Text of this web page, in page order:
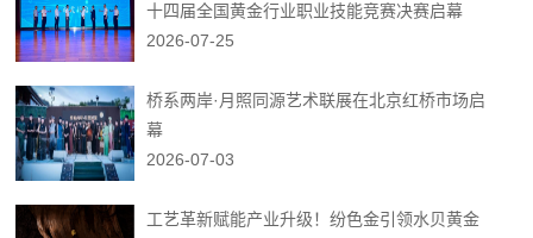
十四届全国黄金行业职业技能竞赛决赛启幕
2026-07-25
桥系两岸·月照同源艺术联展在北京红桥市场启
幕
2026-07-03
工艺革新赋能产业升级！纷色金引领水贝黄金